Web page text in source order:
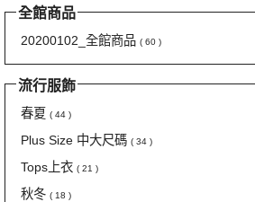
全館商品
20200102_全館商品 ( 60 )
流行服飾
春夏 ( 44 )
Plus Size 中大尺碼 ( 34 )
Tops上衣 ( 21 )
秋冬 ( 18 )